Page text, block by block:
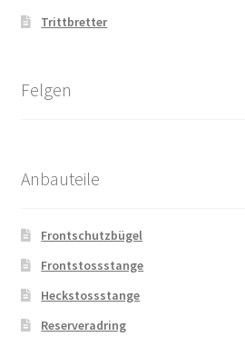
Trittbretter
Felgen
Anbauteile
Frontschutzbügel
Frontstossstange
Heckstossstange
Reserveradring